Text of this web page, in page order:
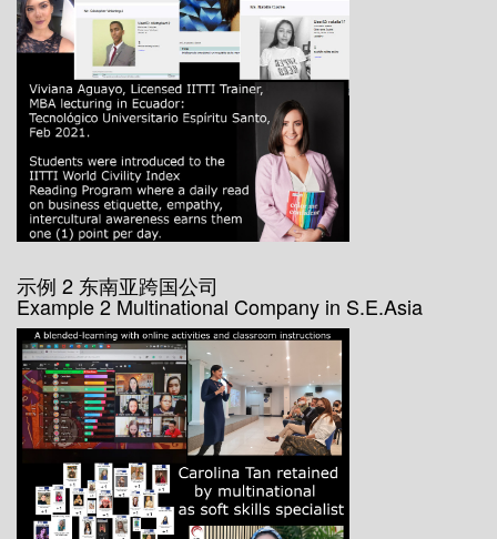
示例 2 东南亚跨国公司
Example 2 Multinational Company in S.E.Asia